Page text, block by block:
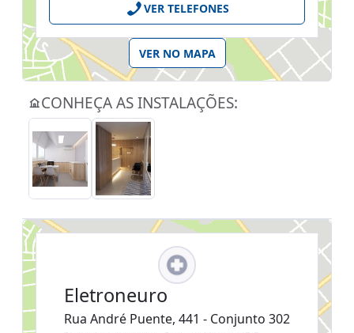
VER TELEFONES
VER NO MAPA
CONHEÇA AS INSTALAÇÕES:
Eletroneuro
Rua André Puente, 441 - Conjunto 302